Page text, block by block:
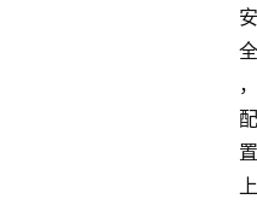
安
全
，
配
置
上